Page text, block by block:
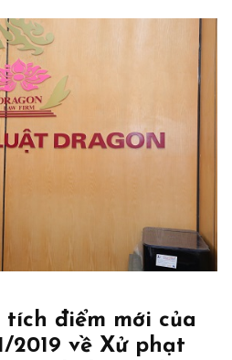
tích điểm mới của
2019 về Xử phạt